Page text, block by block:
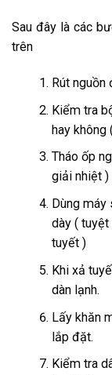
Sau đây là các
trên
Rút nguồn
Kiểm tra
hay không
Tháo ốp
giải nhiệt )
Dùng
dày (
tuyết )
Khi xả
dàn lạnh.
Lấy khăn
lắp đặt.
Kiểm tra